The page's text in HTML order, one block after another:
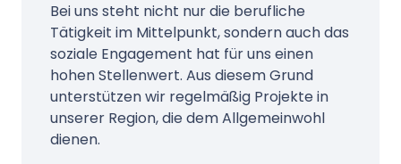
Bei uns steht nicht nur die berufliche
Tätigkeit im Mittelpunkt, sondern auch das
soziale Engagement hat für uns einen
hohen Stellenwert. Aus diesem Grund
unterstützen wir regelmäßig Projekte in
unserer Region, die dem Allgemeinwohl
dienen.